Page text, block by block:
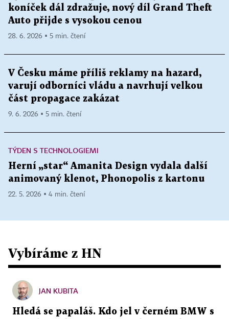
koníček dál zdražuje, nový díl Grand Theft
Auto přijde s vysokou cenou
28. 6. 2026 ▪ 5 min. čtení
V Česku máme příliš reklamy na hazard,
varují odborníci vládu a navrhují velkou
část propagace zakázat
9. 6. 2026 ▪ 5 min. čtení
TÝDEN S TECHNOLOGIEMI
Herní „star“ Amanita Design vydala další
animovaný klenot, Phonopolis z kartonu
22. 5. 2026 ▪ 4 min. čtení
Vybíráme z HN
JAN KUBITA
Hledá se papaláš. Kdo jel v černém BMW s